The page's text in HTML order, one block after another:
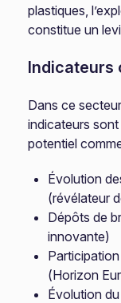
plastiques,
constitue un
Indicateurs
Dans ce
indicateurs
potentiel
Évolution
(révélateur
Dépôts de
innovante)
(Horizon
Évolution